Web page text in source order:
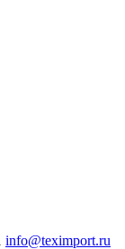
info@teximport.ru